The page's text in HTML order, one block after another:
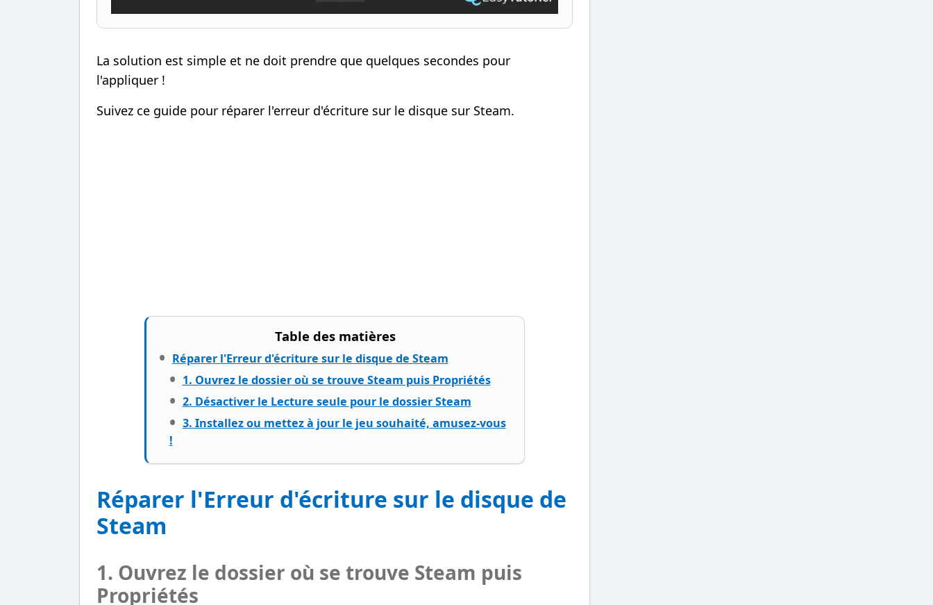
La solution est simple et ne doit prendre que quelques secondes pour
l'appliquer !
Suivez ce guide pour réparer l'erreur d'écriture sur le disque sur Steam.
Table des matières
Réparer l'Erreur d'écriture sur le disque de Steam
1. Ouvrez le dossier où se trouve Steam puis Propriétés
2. Désactiver le Lecture seule pour le dossier Steam
3. Installez ou mettez à jour le jeu souhaité, amusez-vous
!
Réparer l'Erreur d'écriture sur le disque de
Steam
1. Ouvrez le dossier où se trouve Steam puis
Propriétés